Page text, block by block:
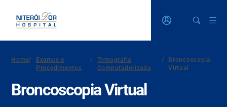
Home/
Exames e
Procedimentos
/
Tomografia
Computadorizada
/
Broncoscopia
Virtual
Broncoscopia Virtual